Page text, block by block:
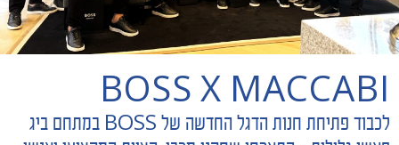
חדשות
BOSS X MACCABI
לכבוד פתיחת חנות הדגל החדשה של BOSS במתחם ביג